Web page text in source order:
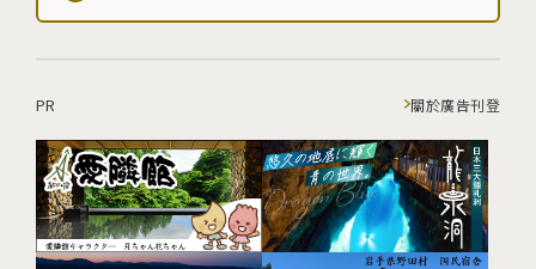
PR 關於廣告刊登